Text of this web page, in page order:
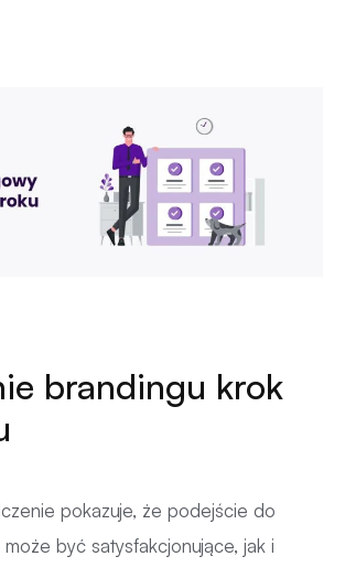
brandingu krok
pokazuje, że podejście do
być satysfakcjonujące, jak i